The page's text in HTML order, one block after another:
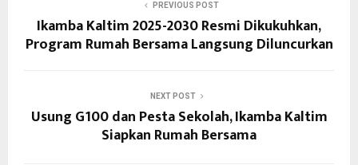
PREVIOUS POST
Ikamba Kaltim 2025-2030 Resmi Dikukuhkan,
Program Rumah Bersama Langsung Diluncurkan
NEXT POST
Usung G100 dan Pesta Sekolah, Ikamba Kaltim
Siapkan Rumah Bersama